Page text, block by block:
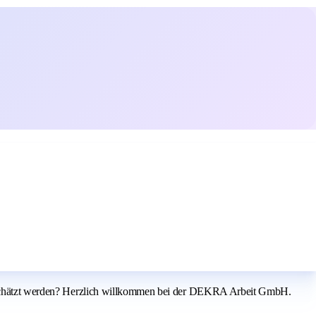
werden? Herzlich willkommen bei der DEKRA Arbeit GmbH.